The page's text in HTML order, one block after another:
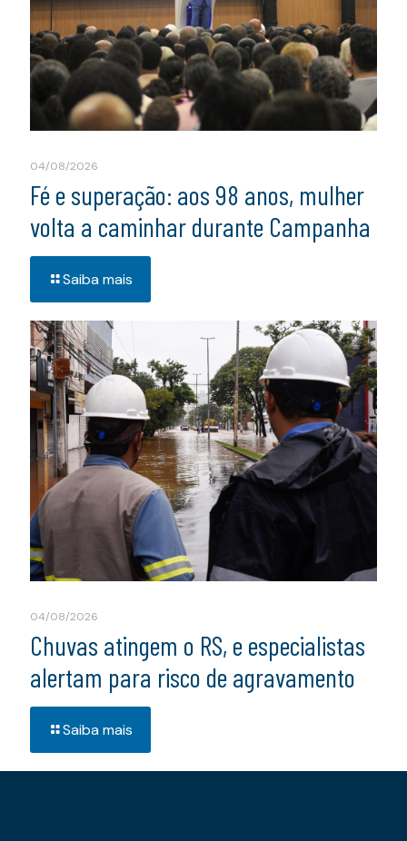
04/08/2026
Fé e superação: aos 98 anos, mulher
volta a caminhar durante Campanha
Saiba mais
04/08/2026
Chuvas atingem o RS, e especialistas
alertam para risco de agravamento
Saiba mais